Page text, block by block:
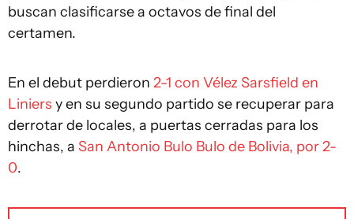
buscan clasificarse a octavos de final del
certamen.
En el debut perdieron 2-1 con Vélez Sarsfield en
Liniers y en su segundo partido se recuperar para
derrotar de locales, a puertas cerradas para los
hinchas, a San Antonio Bulo Bulo de Bolivia, por 2-
0.